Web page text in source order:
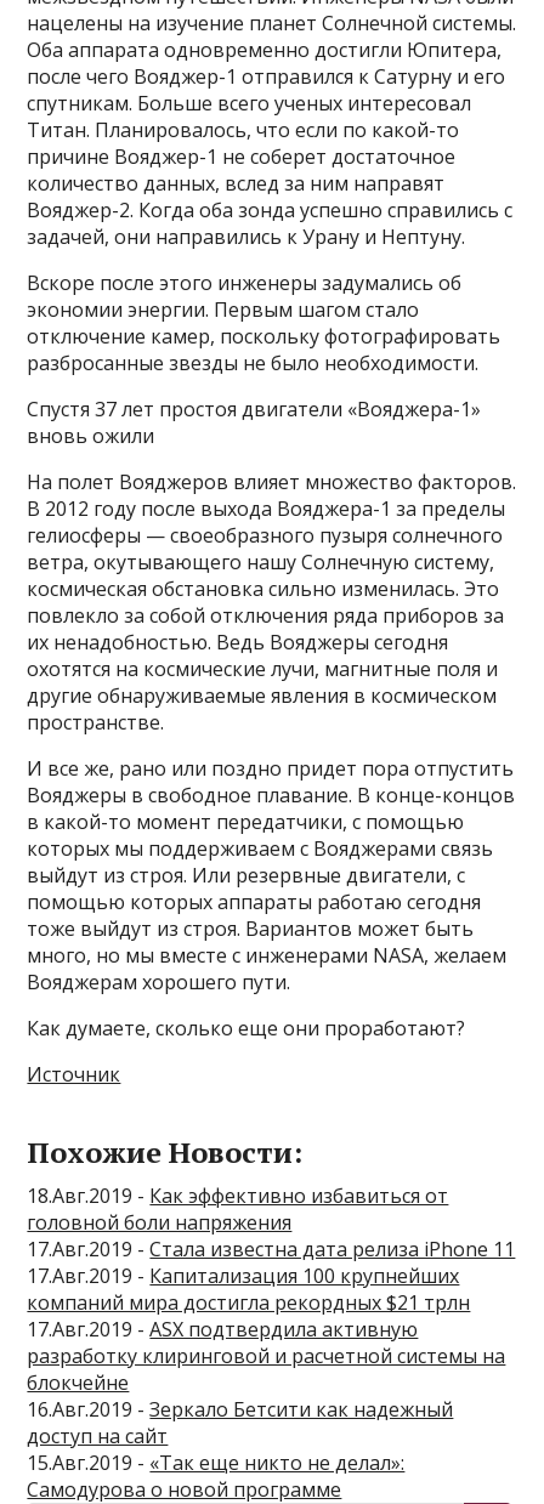
нацелены на изучение планет Солнечной системы.
Оба аппарата одновременно достигли Юпитера,
после чего Вояджер-1 отправился к Сатурну и его
спутникам. Больше всего ученых интересовал
Титан. Планировалось, что если по какой-то
причине Вояджер-1 не соберет достаточное
количество данных, вслед за ним направят
Вояджер-2. Когда оба зонда успешно справились с
задачей, они направились к Урану и Нептуну.
Вскоре после этого инженеры задумались об
экономии энергии. Первым шагом стало
отключение камер, поскольку фотографировать
разбросанные звезды не было необходимости.
Спустя 37 лет простоя двигатели «Вояджера-1»
вновь ожили
На полет Вояджеров влияет множество факторов.
В 2012 году после выхода Вояджера-1 за пределы
гелиосферы — своеобразного пузыря солнечного
ветра, окутывающего нашу Солнечную систему,
космическая обстановка сильно изменилась. Это
повлекло за собой отключения ряда приборов за
их ненадобностью. Ведь Вояджеры сегодня
охотятся на космические лучи, магнитные поля и
другие обнаруживаемые явления в космическом
пространстве.
И все же, рано или поздно придет пора отпустить
Вояджеры в свободное плавание. В конце-концов
в какой-то момент передатчики, с помощью
которых мы поддерживаем с Вояджерами связь
выйдут из строя. Или резервные двигатели, с
помощью которых аппараты работаю сегодня
тоже выйдут из строя. Вариантов может быть
много, но мы вместе с инженерами NASA, желаем
Вояджерам хорошего пути.
Как думаете, сколько еще они проработают?
Источник
Похожие Новости:
18.Авг.2019 - Как эффективно избавиться от
головной боли напряжения
17.Авг.2019 -Стала известна дата релиза iPhone 11
17.Авг.2019 - Капитализация 100 крупнейших
компаний мира достигла рекордных $21 трлн
17.Авг.2019 -ASX подтвердила активную
разработку клиринговой и расчетной системы на
блокчейне
16.Авг.2019 -Зеркало Бетсити как надежный
доступ на сайт
15.Авг.2019 - «Так еще никто не делал»:
Самодурова о новой программе